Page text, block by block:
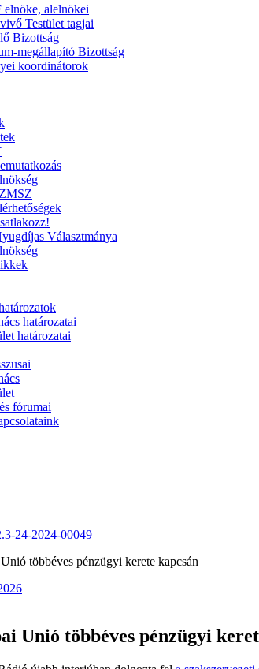
elnöke, alelnökei
Testület tagjai
Bizottság
megállapító Bizottság
koordinátorok
Választmánya
határozatai
határozatai
fórumai
24-2024-00049
többéves pénzügyi kerete kapcsán
Unió többéves pénzügyi